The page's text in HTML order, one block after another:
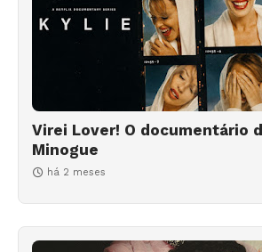
Virei Lover! O documentário
Minogue
há 2 meses